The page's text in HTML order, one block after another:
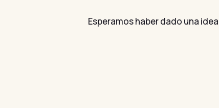
Esperamos haber dado una